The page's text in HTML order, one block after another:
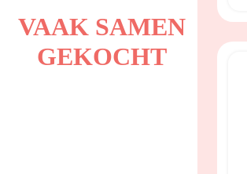
VAAK SAMEN
GEKOCHT